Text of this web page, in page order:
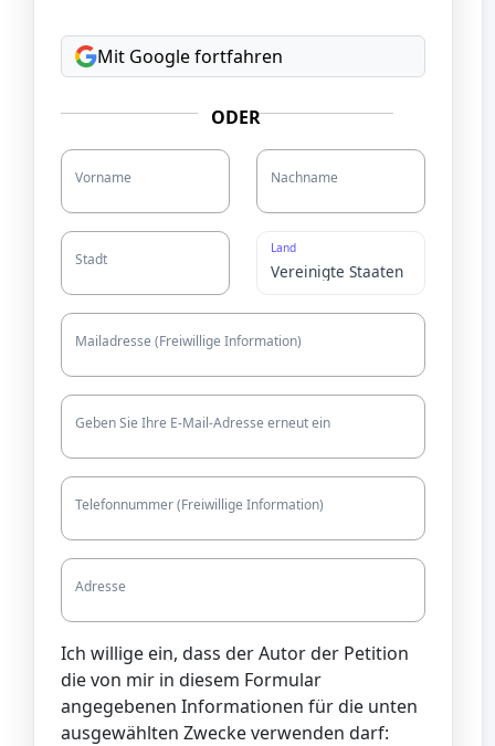
Mit Google fortfahren
ODER
Vorname Nachname
Stadt
Land
Mailadresse (Freiwillige Information)
Geben Sie Ihre E-Mail-Adresse erneut ein
Telefonnummer (Freiwillige Information)
Adresse
Ich willige ein, dass der Autor der Petition
die von mir in diesem Formular
angegebenen Informationen für die unten
ausgewählten Zwecke verwenden darf: